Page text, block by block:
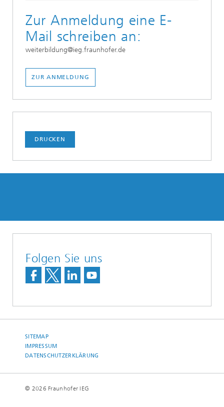
Zur Anmeldung eine E-
Mail schreiben an:
weiterbildung@ieg.fraunhofer.de
ZUR ANMELDUNG
DRUCKEN
Folgen Sie uns
SITEMAP
IMPRESSUM
DATENSCHUTZERKLÄRUNG
© 2026 Fraunhofer IEG